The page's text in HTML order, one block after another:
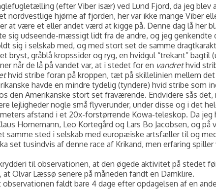
(efter Viber især) ved Lund Fjord, da jeg
nordvestlige hjørne af fjorden, her var ikke mange Viber
at være et eller andet værd at kigge på. Denne dag lå her
sig udseende-mæssigt lidt fra de andre, og jeg genkendte
sig i selskab med, og med stort set de samme
bryst, gråblå kropssider og ryg, en hvidgul “trekant”
når de lå på vandet var, at i stedet for en vandrethvid
hvid stribe foran på kroppen, tæt på skillelinien mellem
havde en mindre tydelig (tyndere) hvid stribe
den Amerikanske stort set fraværende. Endvidere sås
lejligheder nogle små flyverunder, under disse og i det
meters afstand i et 20x-forstørrende Kowa-teleskop. Da
Hornemann, Leo Kortegård og Lars Bo Jacobsen, og
samme sted i selskab med europæiske artsfæller til og
set tusindvis af denne race af Krikand, men erfaring
til observationen, at den øgede aktivitet på stedet
Olvar Læssø senere på måneden fandt en Damklire.
faldt bare 4 dage efter opdagelsen af en